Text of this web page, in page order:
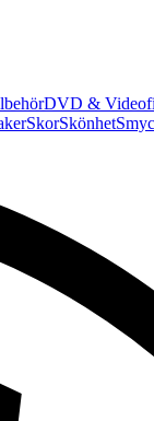
DVD &
SkorSkönhet